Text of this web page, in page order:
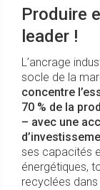
Produire
leader !
L’ancrage
socle de la
concentre
70 % de la
– avec une
ses capacités
énergétiques,
recyclées